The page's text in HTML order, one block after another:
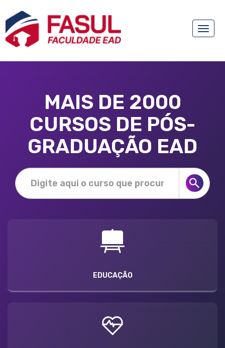
Toggle
MAIS DE 2000
CURSOS DE PÓS-
GRADUAÇÃO EAD
EDUCAÇÃO